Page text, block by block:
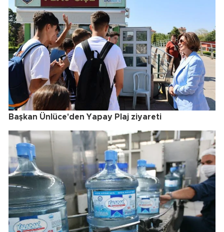
Başkan Ünlüce'den Yapay Plaj ziyareti